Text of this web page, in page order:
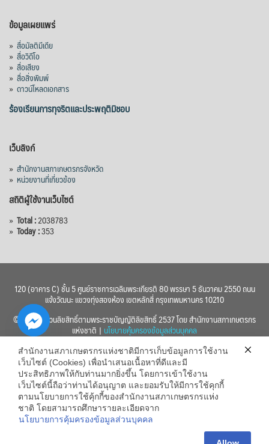
ข้อมูลเผยแพร่
» สื่อมัลติมีเดีย
» สื่อวิดีโอ
» สื่อเสียง
» สื่อสิ่งพิมพ์
» ดาวน์โหลดเอกสาร
ร้องเรียนการทุจริตและประพฤติมิชอบ
เว็บลิงก์
» สำนักงานสภาเกษตรกรจังหวัด
» หน่วยงานที่เกี่ยวข้อง
สถิติผู้ใช้งานเว็บไซต์
» Total :2038783
» Today :353
120 (อาคาร C) ชั้น 5 ศูนย์ราชการเฉลิมพระเกียรติ 80 พรรษา 5 ธันวาคม 2550 ถนน
แจ้งวัฒนะ แขวงทุ่งสองห้อง เขตหลักสี่ กรุงเทพมหานคร 10210
© 2560 สงวนลิขสิทธิ์ตามพระราชบัญญัติลิขสิทธิ์ 2537 โดย สำนักงานสภาเกษตรกร
แห่งชาติ | นโยบายคุ้มครองข้อมูลส่วนบุคคล
สำนักงานสภาเกษตรกรแห่งชาติมีการเก็บข้อมูลการใช้งาน
เว็บไซต์ (Cookies) เพื่อนำเสนอเนื้อหาที่ดีและมี
ประสิทธิภาพให้กับท่านมากยิ่งขึ้น โดยการเข้าใช้งาน
เว็บไซต์นี้ถือว่าท่านได้อนุญาต และยอมรับให้มีการใช้คุกกี้
ตามนโยบายการใช้คุ้กกี้ของสำนักงานสภาเกษตรกรแห่ง
ชาติ โดยสามารถศึกษารายละเอียดจาก
นโยบายการคุ้มครองข้อมูลส่วนบุคคล
Hide
chaty